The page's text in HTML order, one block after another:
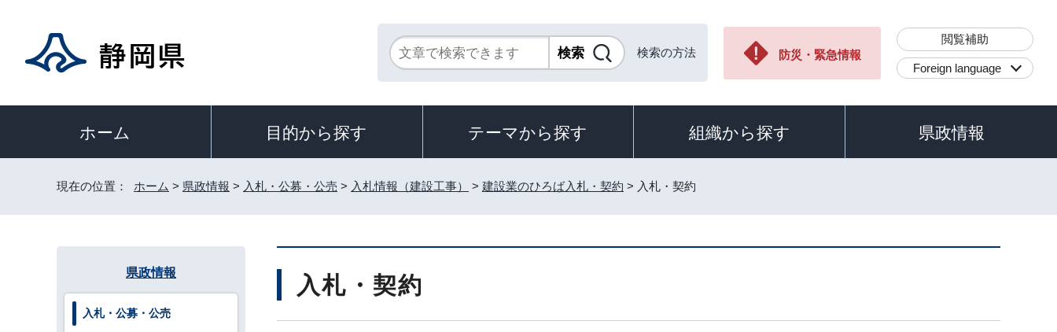
検索の方法 防災・緊急情報
閲覧補助
Foreign language
ホーム 目的から探す テーマから探す 組織から探す 県政情報
現在の位置： ホーム > 県政情報 > 入札・公募・公売 > 入札情報（建設工事） > 建設業のひろば入札・契約 > 入札・契約
入札・契約
県政情報
入札・公募・公売